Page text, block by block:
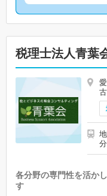
税理士法人青葉
分
各分野の専門性を活か
す